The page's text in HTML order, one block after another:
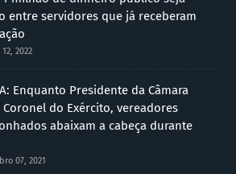
entre servidores que já receberam
2022
Enquanto Presidente da Câmara
do Exército, vereadores
abaixam a cabeça durante
07, 2021